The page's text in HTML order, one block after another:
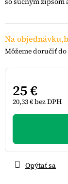
Na
25 €
20,33 € bez DPH
Jednotková
Opýtať sa
hviezdičiek.